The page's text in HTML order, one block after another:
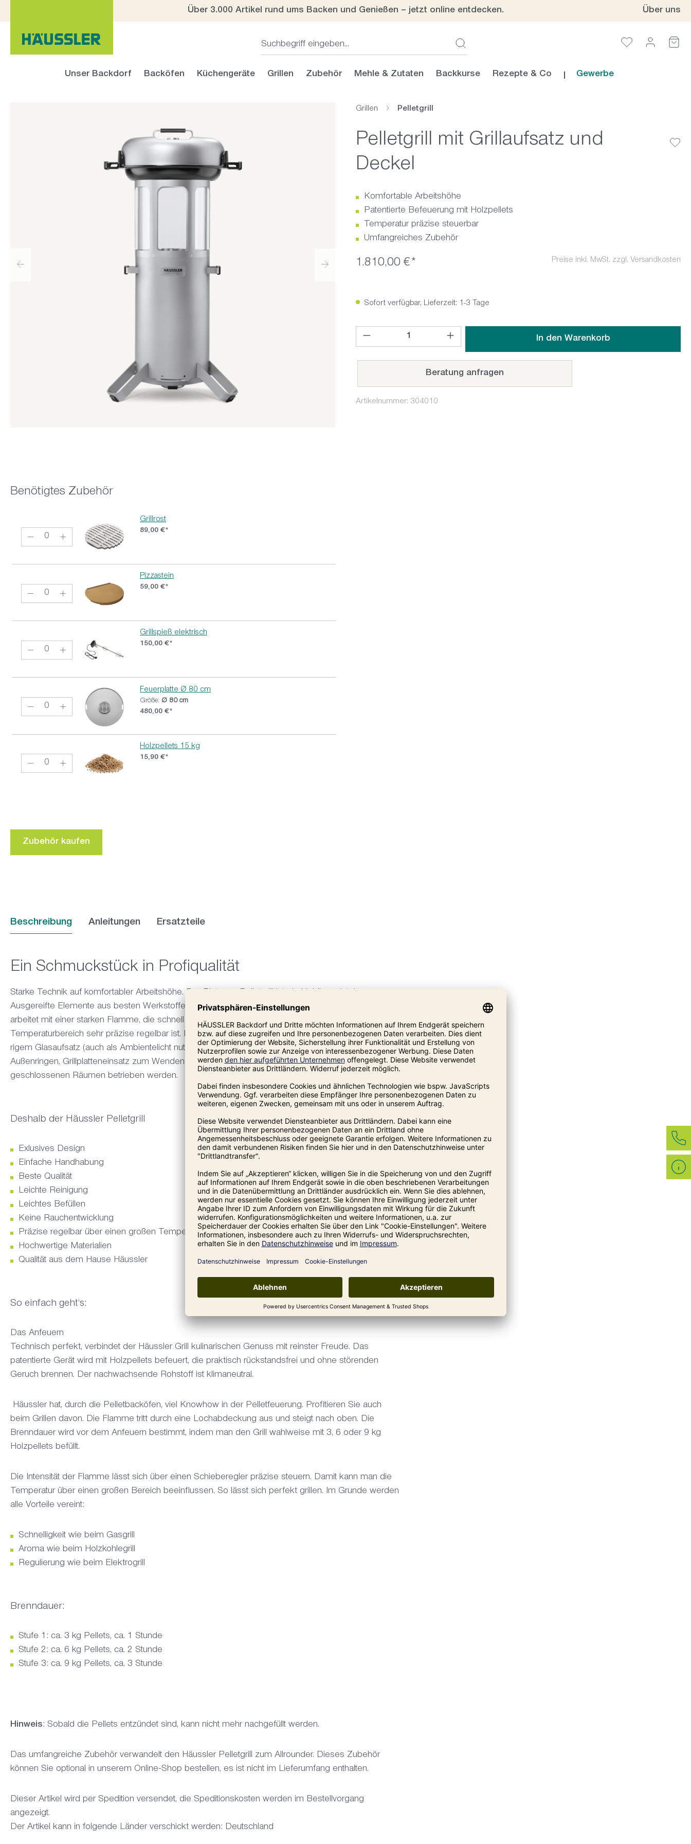
Über 3.000 Artikel rund ums Backen und Genießen – jetzt online entdecken. Über uns
Unser Backdorf Backöfen Küchengeräte Grillen Zubehör Mehle & Zutaten Backkurse Rezepte & Co Gewerbe
Grillen Pelletgrill
Pelletgrill mit Grillaufsatz und
Deckel
Komfortable Arbeitshöhe
Patentierte Befeuerung mit Holzpellets
Temperatur präzise steuerbar
Umfangreiches Zubehör
1.810,00 €* Preise inkl. MwSt. zzgl. Versandkosten
Sofort verfügbar, Lieferzeit: 1-3 Tage
Produkt Anzahl: Gib den gewünschten Wert ein oder benutze die Schaltflächen um die
In den Warenkorb
Beratung anfragen
Artikelnummer: 304010
Benötigtes Zubehör
Grillrost
89,00 €*
Pizzastein
59,00 €*
Grillspieß elektrisch
150,00 €*
Feuerplatte Ø 80 cm
Größe: Ø 80 cm
480,00 €*
Holzpellets 15 kg
15,90 €*
Zubehör kaufen
Beschreibung Anleitungen Ersatzteile
Ein Schmuckstück in Profiqualität
Starke Technik auf komfortabler Arbeitshöhe. Der Platz am Pelletgrill ist ein Lieblingsplatz!
Ausgereifte Elemente aus besten Werkstoffen machen das Grillen zur Passion. Der Pelletgrill
arbeitet mit einer starken Flamme, die schnell die benötigte Hitze bringt und auch über einen großen
Temperatur­bereich sehr präzise regelbar ist. Der Pellet­grill besteht regulär aus Grundkorpus, nied­
rigem Glasaufsatz (auch als Ambientelicht nutzbar), Flammteiler und Grillaufsatz: mit Grillträger, zwei
Außenringen, Grillplatten­einsatz zum Wenden und Grilldeckel. Der Pelletgrill darf nicht in
geschlossenen Räumen betrieben werden.
Deshalb der Häussler Pelletgrill
Exlusives Design
Einfache Handhabung
Beste Qualität
Leichte Reinigung
Leichtes Befüllen
Keine Rauchentwicklung
Präzise regelbar über einen großen Temperaturbereich
Hochwertige Materialien
Qualität aus dem Hause Häussler
So einfach geht‘s:
Das Anfeuern
Technisch perfekt, verbindet der Häussler Grill kulinarischen Genuss mit reinster Freude. Das
patentierte Gerät wird mit Holzpellets befeuert, die praktisch rückstandsfrei und ohne störenden
Geruch brennen. Der nachwachsende Rohstoff ist klimaneutral.
Häussler hat, durch die Pelletbacköfen, viel Knowhow in der Pelletfeuerung. Profitieren Sie auch
beim Grillen davon. Die Flamme tritt durch eine Lochabdeckung aus und steigt nach oben. Die
Brenndauer wird vor dem Anfeuern bestimmt, indem man den Grill wahlweise mit 3, 6 oder 9 kg
Holzpellets befüllt.
Die Intensität der Flamme lässt sich über einen Schieberegler präzise steuern. Damit kann man die
Temperatur über einen großen Bereich beeinflussen. So lässt sich perfekt grillen. Im Grunde werden
alle Vorteile vereint:
Schnelligkeit wie beim Gasgrill
Aroma wie beim Holzkohlegrill
Regulierung wie beim Elektrogrill
Brenndauer:
Stufe 1: ca. 3 kg Pellets, ca. 1 Stunde
Stufe 2: ca. 6 kg Pellets, ca. 2 Stunde
Stufe 3: ca. 9 kg Pellets, ca. 3 Stunde
Hinweis: Sobald die Pellets entzündet sind, kann nicht mehr nachgefüllt werden.
Das umfangreiche Zubehör verwandelt den Häussler Pelletgrill zum Allrounder. Dieses Zubehör
können Sie optional in unserem Online-Shop bestellen, es ist nicht im Lieferumfang enthalten.
Dieser Artikel wird per Spedition versendet, die Speditionskosten werden im Bestellvorgang
angezeigt.
Der Artikel kann in folgende Länder verschickt werden: Deutschland